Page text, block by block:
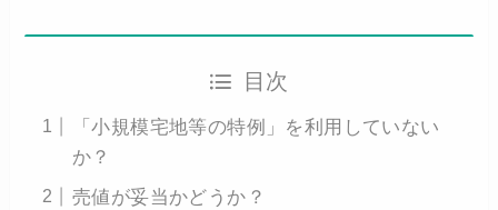
目次
「小規模宅地等の特例」を利用していない
か？
売値が妥当かどうか？